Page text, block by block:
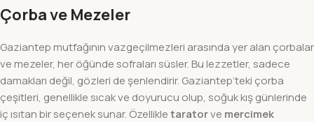
Çorba ve Mezeler
Gaziantep mutfağının vazgeçilmezleri arasında yer alan çorbalar
ve mezeler, her öğünde sofraları süsler. Bu lezzetler, sadece
damakları değil, gözleri de şenlendirir. Gaziantep’teki çorba
çeşitleri, genellikle sıcak ve doyurucu olup, soğuk kış günlerinde
iç ısıtan bir seçenek sunar. Özellikletaratorve mercimek